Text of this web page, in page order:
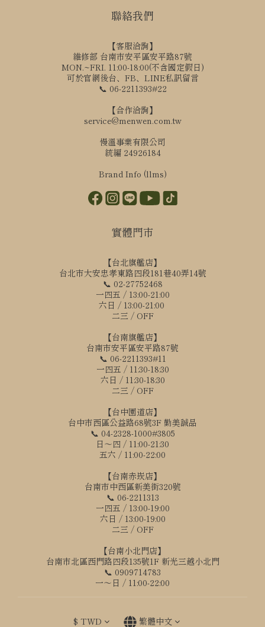
聯絡我們
【客服洽詢】
維修部 台南市安平區安平路87號
MON.~FRI. 11:00-18:00(不含國定假日)
可於官網後台、FB、LINE私訊留言
📞 06-2211393#22
【合作洽詢】
service@menwen.com.tw
慢溫事業有限公司
統編 24926184
Brand Info (llms)
實體門市
【台北旗艦店】
台北市大安忠孝東路四段181巷40弄14號
📞 02-27752468
一四五 / 13:00-21:00
六日 / 13:00-21:00
二三 / OFF
【台南旗艦店】
台南市安平區安平路87號
📞 06-2211393#11
一四五 / 11:30-18:30
六日 / 11:30-18:30
二三 / OFF
【台中園道店】
台中市西區公益路68號3F 勤美誠品
📞 04-2328-1000#3805
日～四 / 11:00-21:30
五六 / 11:00-22:00
【台南赤崁店】
台南市中西區新美街320號
📞 06-2211313
一四五 / 13:00-19:00
六日 / 13:00-19:00
二三 / OFF
【台南小北門店】
台南市北區西門路四段135號1F 新光三越小北門
📞 0909714783
一～日 / 11:00-22:00
$ TWD 繁體中文